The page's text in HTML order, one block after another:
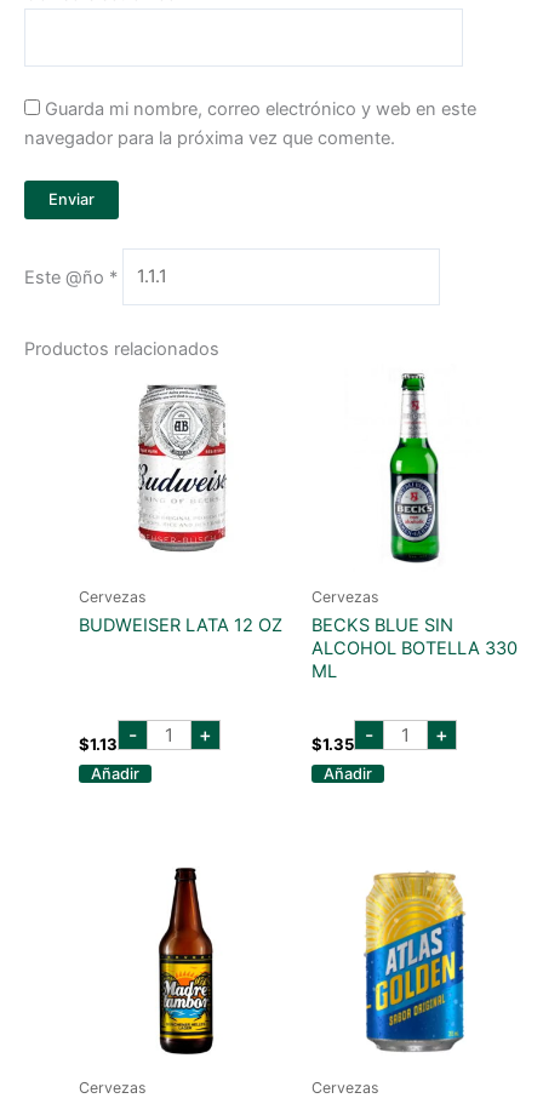
Guarda mi nombre, correo electrónico y web en este
navegador para la próxima vez que comente.
Este @ño *
Productos relacionados
Cervezas
BUDWEISER LATA 12 OZ
$1.13 - budweiser
lata
12
oz
+
Añadir
Cervezas
BECKS BLUE SIN
ALCOHOL BOTELLA 330
ML
$1.35 - becks
blue
sin
alcohol
+
Añadir
Cervezas Cervezas